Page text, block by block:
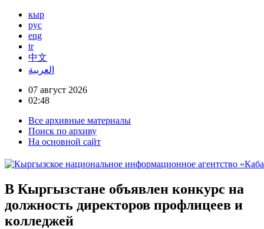
кыр
рус
eng
tr
中文
العربية
07 август 2026
02:48
Все архивные материалы
Поиск по архиву
На основной сайт
В Кыргызстане объявлен конкурс на
должность директоров профлицеев и
колледжей